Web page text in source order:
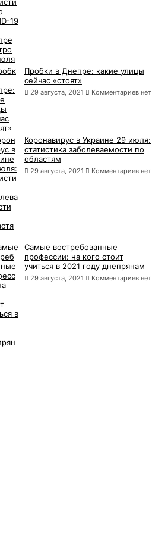
Пробки в Днепре: какие улицы
сейчас «стоят»
29 августа, 2021 Комментариев нет
Коронавирус в Украине 29 июля:
статистика заболеваемости по
областям
29 августа, 2021 Комментариев нет
Самые востребованные
профессии: на кого стоит
учиться в 2021 году днепрянам
29 августа, 2021 Комментариев нет